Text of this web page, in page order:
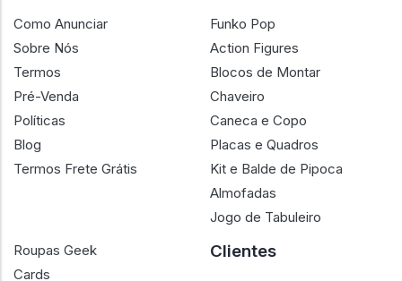
Como Anunciar
Sobre Nós
Termos
Pré-Venda
Políticas
Blog
Termos Frete Grátis
Funko Pop
Action Figures
Blocos de Montar
Chaveiro
Caneca e Copo
Placas e Quadros
Kit e Balde de Pipoca
Almofadas
Jogo de Tabuleiro
Roupas Geek
Cards
Clientes